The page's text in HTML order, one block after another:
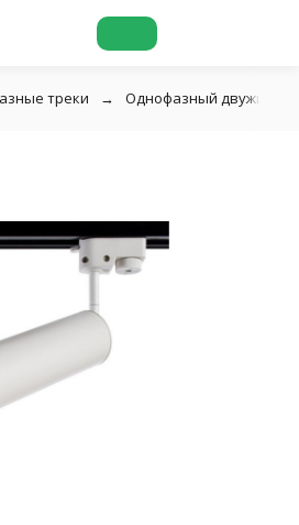
треки Однофазный двужильный